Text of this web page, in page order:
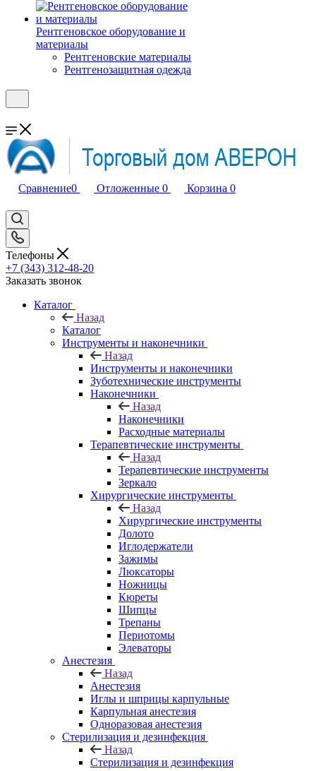
Рентгеновское оборудование и
материалы
Рентгеновские материалы
Рентгенозащитная одежда
Сравнение0 Отложенные 0 Корзина 0
Телефоны
+7 (343) 312-48-20
Заказать звонок
Каталог
Назад
Каталог
Инструменты и наконечники
Назад
Инструменты и наконечники
Зуботехнические инструменты
Наконечники
Назад
Наконечники
Расходные материалы
Терапевтические инструменты
Назад
Терапевтические инструменты
Зеркало
Хирургические инструменты
Назад
Хирургические инструменты
Долото
Иглодержатели
Зажимы
Люксаторы
Ножницы
Кюреты
Шипцы
Трепаны
Периотомы
Элеваторы
Анестезия
Назад
Анестезия
Иглы и шприцы карпульные
Карпульная анестезия
Одноразовая анестезия
Стерилизация и дезинфекция
Назад
Стерилизация и дезинфекция